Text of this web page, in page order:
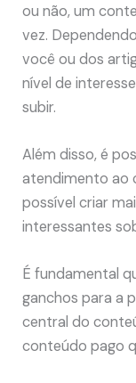
ou não, um
vez.
você ou dos
nível de
subir.
Além disso, é
atendimento ao
possível criar
interessantes
É fundamental
ganchos para a
central do
conteúdo pago